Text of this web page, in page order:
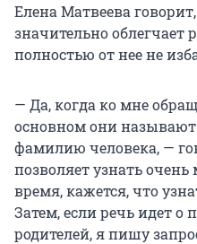
Елена Матвеева
значительно облегчает
полностью от нее не
— Да, когда ко мне
основном они
фамилию человека, —
позволяет узнать
время, кажется, что
Затем, если речь идет о
родителей, я пишу